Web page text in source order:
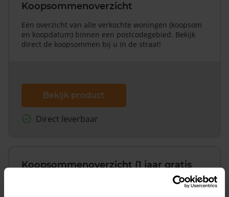
Koopsommenoverzicht
Een overzicht van alle verkochte woningen (koopsom
en koopdatum) binnen een postcodegebied. Bekijk
direct de koopsommen bij u in de straat!
Bekijk product
Direct leverbaar
Koopsommenoverzicht (1 jaar gratis